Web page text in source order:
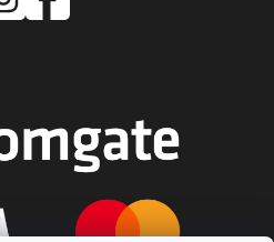
Center